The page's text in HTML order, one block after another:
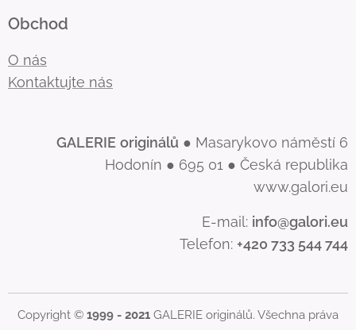
Obchod
O nás
Kontaktujte nás
GALERIE originálů ● Masarykovo náměstí 6
Hodonín ● 695 01 ● Česká republika
www.galori.eu
E-mail: info@galori.eu
Telefon: +420 733 544 744
Copyright © 1999 - 2021 GALERIE originálů. Všechna práva